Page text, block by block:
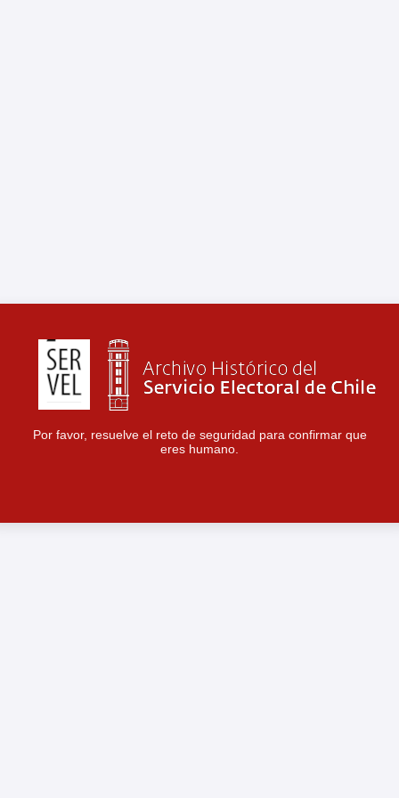
Por favor, resuelve el reto de seguridad para confirmar que
eres humano.